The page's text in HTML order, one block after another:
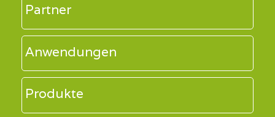
Partner
Anwendungen
Produkte